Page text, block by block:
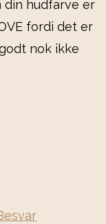
din hudfarve er
fordi det er
nok ikke